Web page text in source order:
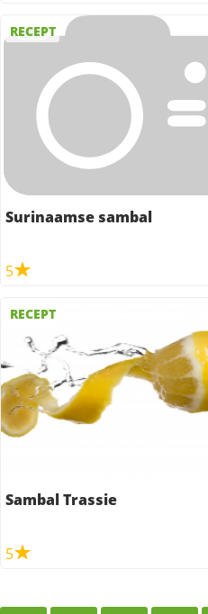
RECEPT
Surinaamse sambal
5
RECEPT
Sambal Trassie
5